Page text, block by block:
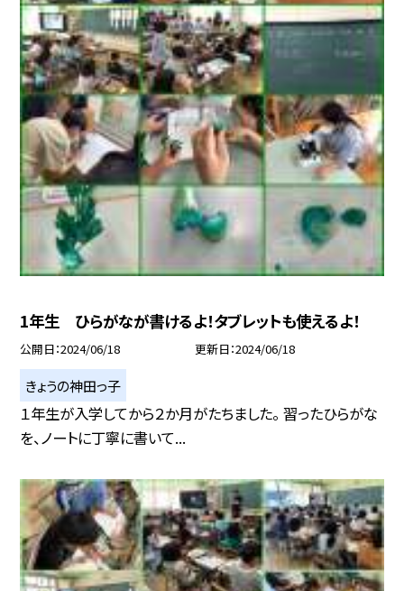
1年生 ひらがなが書けるよ！タブレットも使えるよ！
公開日 2024/06/18 更新日 2024/06/18
きょうの神田っ子
１年生が入学してから２か月がたちました。 習ったひらがな
を、ノートに丁寧に書いて...